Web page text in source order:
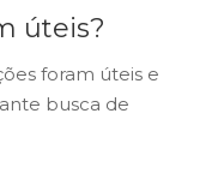
úteis?
foram úteis e
busca de